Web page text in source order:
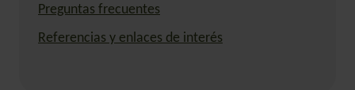
Preguntas frecuentes
Referencias y enlaces de interés